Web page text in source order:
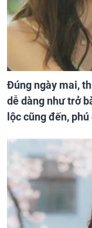
Đúng ngày mai,
dễ dàng như trở
lộc cũng đến,